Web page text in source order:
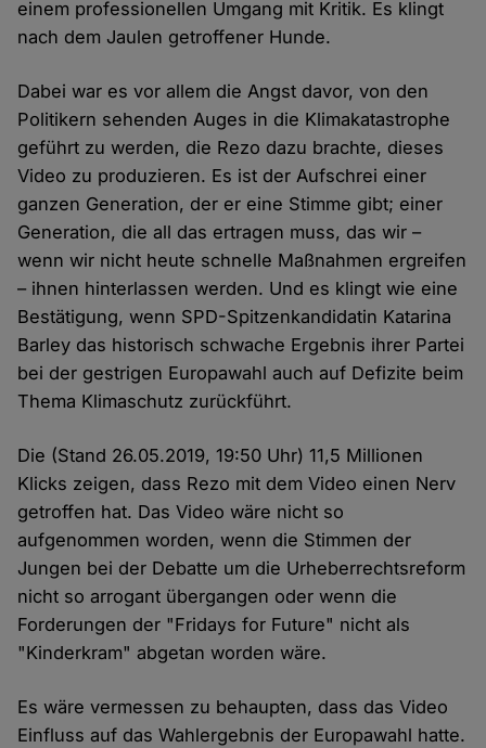
einem professionellen Umgang mit Kritik. Es klingt
nach dem Jaulen getroffener Hunde.
Dabei war es vor allem die Angst davor, von den
Politikern sehenden Auges in die Klimakatastrophe
geführt zu werden, die Rezo dazu brachte, dieses
Video zu produzieren. Es ist der Aufschrei einer
ganzen Generation, der er eine Stimme gibt; einer
Generation, die all das ertragen muss, das wir –
wenn wir nicht heute schnelle Maßnahmen ergreifen
– ihnen hinterlassen werden. Und es klingt wie eine
Bestätigung, wenn SPD-Spitzenkandidatin Katarina
Barley das historisch schwache Ergebnis ihrer Partei
bei der gestrigen Europawahl auch auf Defizite beim
Thema Klimaschutz zurückführt.
Die (Stand 26.05.2019, 19:50 Uhr) 11,5 Millionen
Klicks zeigen, dass Rezo mit dem Video einen Nerv
getroffen hat. Das Video wäre nicht so
aufgenommen worden, wenn die Stimmen der
Jungen bei der Debatte um die Urheberrechtsreform
nicht so arrogant übergangen oder wenn die
Forderungen der "Fridays for Future" nicht als
"Kinderkram" abgetan worden wäre.
Es wäre vermessen zu behaupten, dass das Video
Einfluss auf das Wahlergebnis der Europawahl hatte.